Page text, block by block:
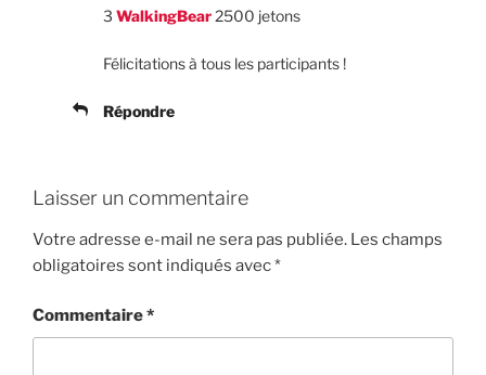
3 WalkingBear2500 jetons
Félicitations à tous les participants !
Répondre
Laisser un commentaire
Votre adresse e-mail ne sera pas publiée. Les champs
obligatoires sont indiqués avec*
Commentaire*